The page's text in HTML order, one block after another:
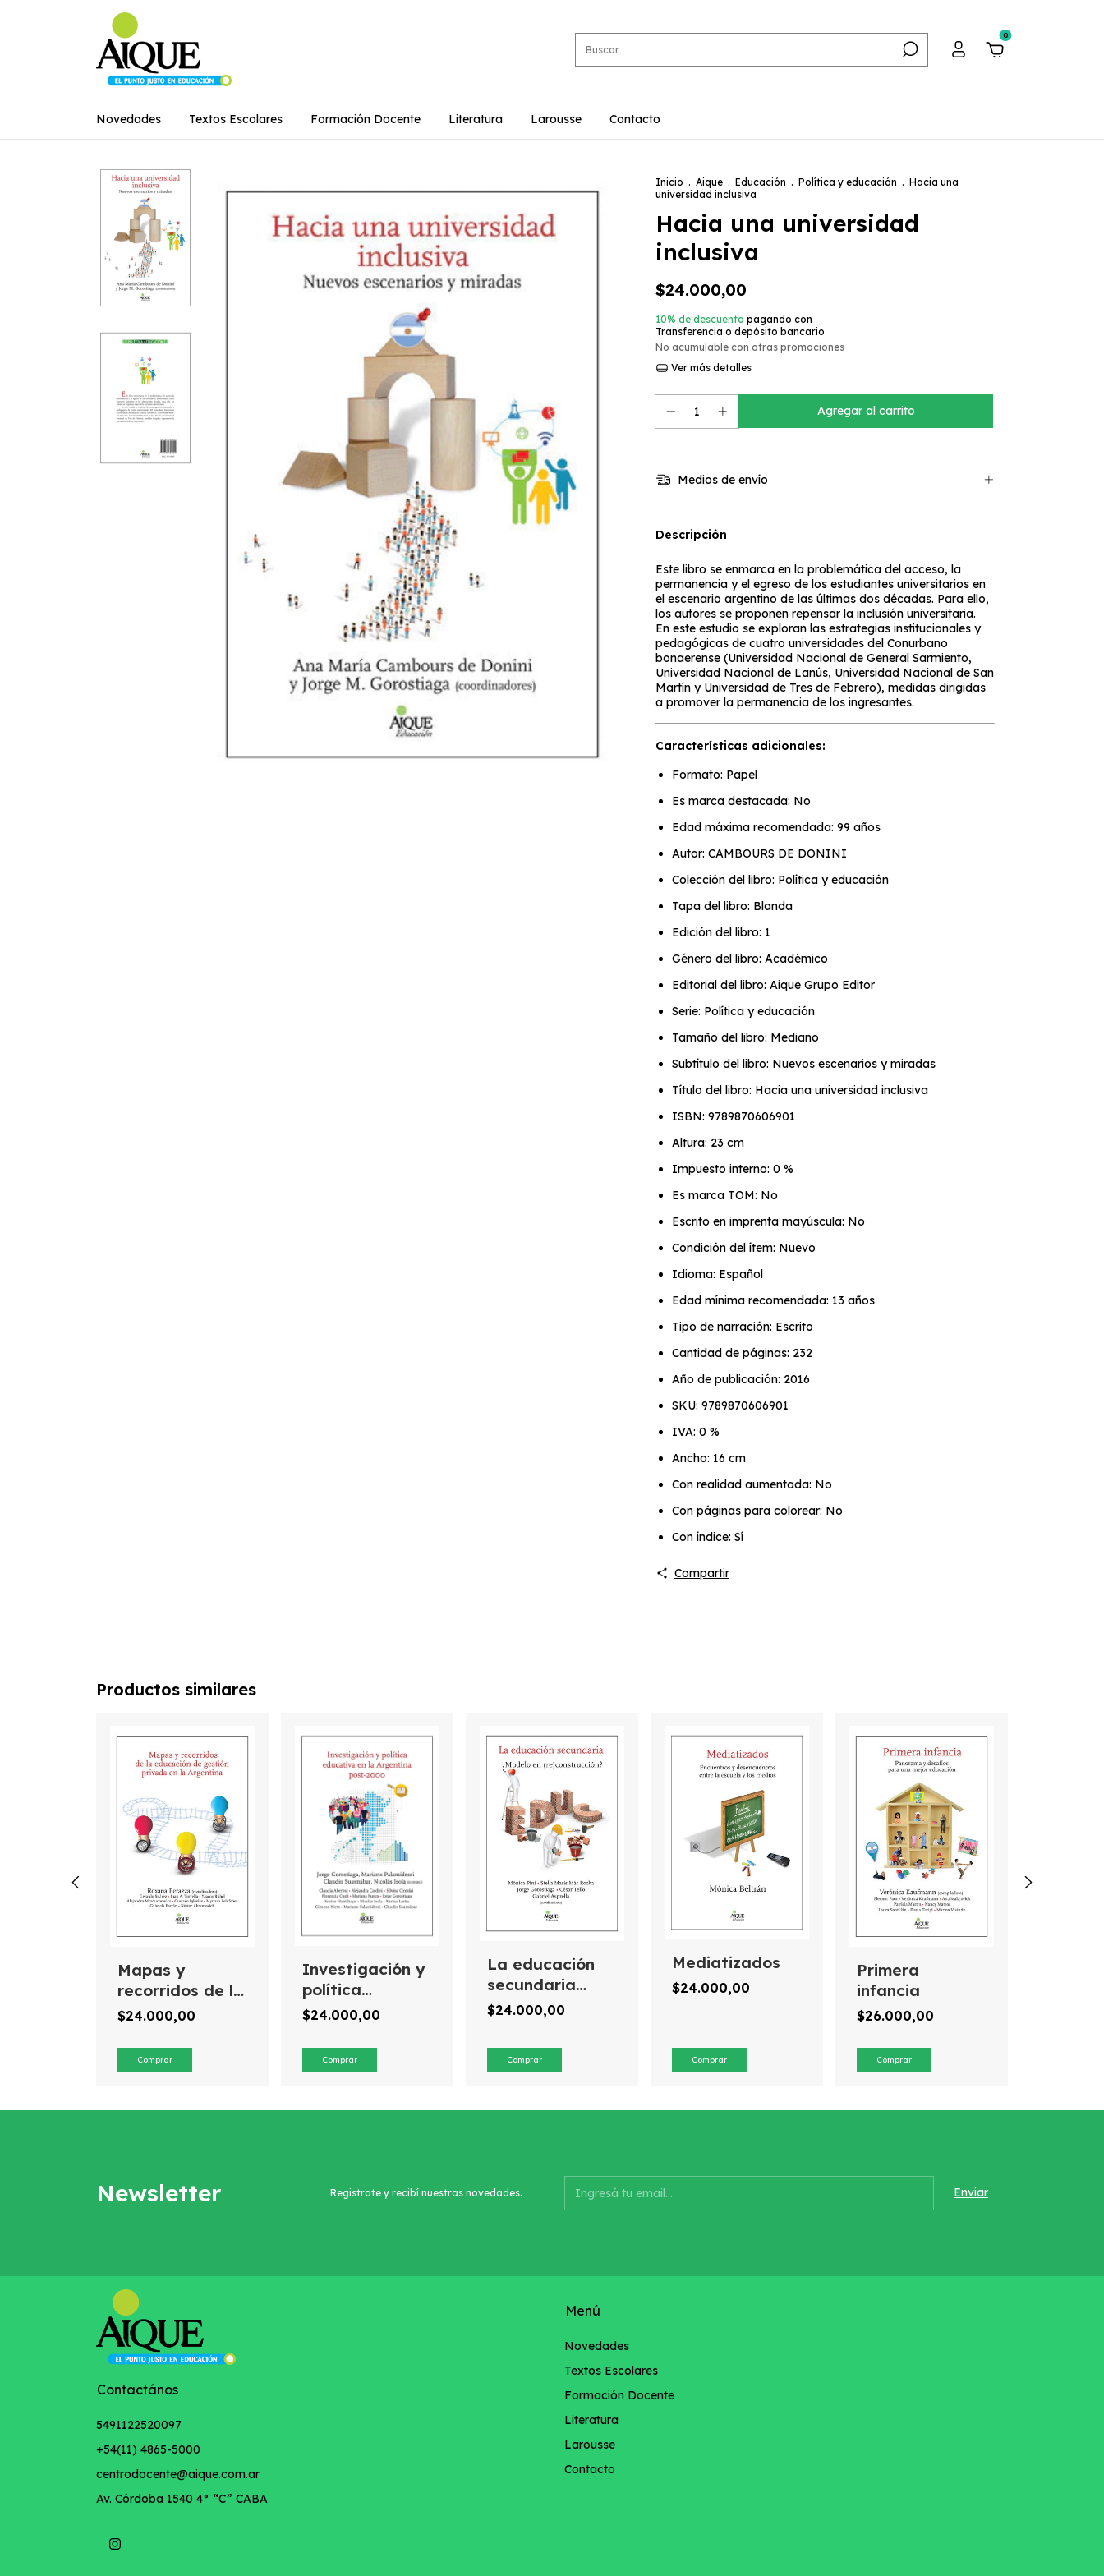
0
Novedades Textos Escolares Formación Docente Literatura Larousse Contacto
Inicio . Aique . Educación . Política y educación . Hacia una
universidad inclusiva
Hacia una universidad
inclusiva
$24.000,00
10% de descuento pagando con
Transferencia o depósito bancario
No acumulable con otras promociones
Ver más detalles
Medios de envío
Descripción
Este libro se enmarca en la problemática del acceso, la
permanencia y el egreso de los estudiantes universitarios en
el escenario argentino de las últimas dos décadas. Para ello,
los autores se proponen repensar la inclusión universitaria.
En este estudio se exploran las estrategias institucionales y
pedagógicas de cuatro universidades del Conurbano
bonaerense (Universidad Nacional de General Sarmiento,
Universidad Nacional de Lanús, Universidad Nacional de San
Martín y Universidad de Tres de Febrero), medidas dirigidas
a promover la permanencia de los ingresantes.
Características adicionales:
Formato: Papel
Es marca destacada: No
Edad máxima recomendada: 99 años
Autor: CAMBOURS DE DONINI
Colección del libro: Política y educación
Tapa del libro: Blanda
Edición del libro: 1
Género del libro: Académico
Editorial del libro: Aique Grupo Editor
Serie: Política y educación
Tamaño del libro: Mediano
Subtítulo del libro: Nuevos escenarios y miradas
Título del libro: Hacia una universidad inclusiva
ISBN: 9789870606901
Altura: 23 cm
Impuesto interno: 0 %
Es marca TOM: No
Escrito en imprenta mayúscula: No
Condición del ítem: Nuevo
Idioma: Español
Edad mínima recomendada: 13 años
Tipo de narración: Escrito
Cantidad de páginas: 232
Año de publicación: 2016
SKU: 9789870606901
IVA: 0 %
Ancho: 16 cm
Con realidad aumentada: No
Con páginas para colorear: No
Con índice: Sí
Compartir
Productos similares
Mapas y
recorridos de la
educación de
en la argentina
$24.000,00
Investigación y
política
educativa en la
2000
$24.000,00
La educación
secundaria
¿modelo en
$24.000,00
Mediatizados
$24.000,00
Primera
infancia
$26.000,00
Newsletter Registrate y recibí nuestras novedades.
Contactános
5491122520097
+54(11) 4865-5000
centrodocente@aique.com.ar
Av. Córdoba 1540 4° “C” CABA
Menú
Novedades
Textos Escolares
Formación Docente
Literatura
Larousse
Contacto